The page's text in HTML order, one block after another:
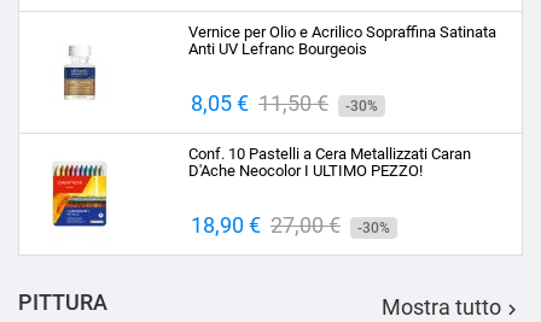
base
Vernice per Olio e Acrilico Sopraffina Satinata
Anti UV Lefranc Bourgeois
Prezzo
8,05 € Prezzo
base
11,50 € -30%
Conf. 10 Pastelli a Cera Metallizzati Caran
D'Ache Neocolor I ULTIMO PEZZO!
Prezzo
18,90 € Prezzo
base
27,00 € -30%
PITTURA Mostra tutto 